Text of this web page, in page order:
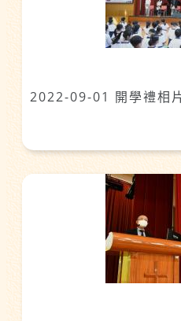
2022-09-01 開學禮相